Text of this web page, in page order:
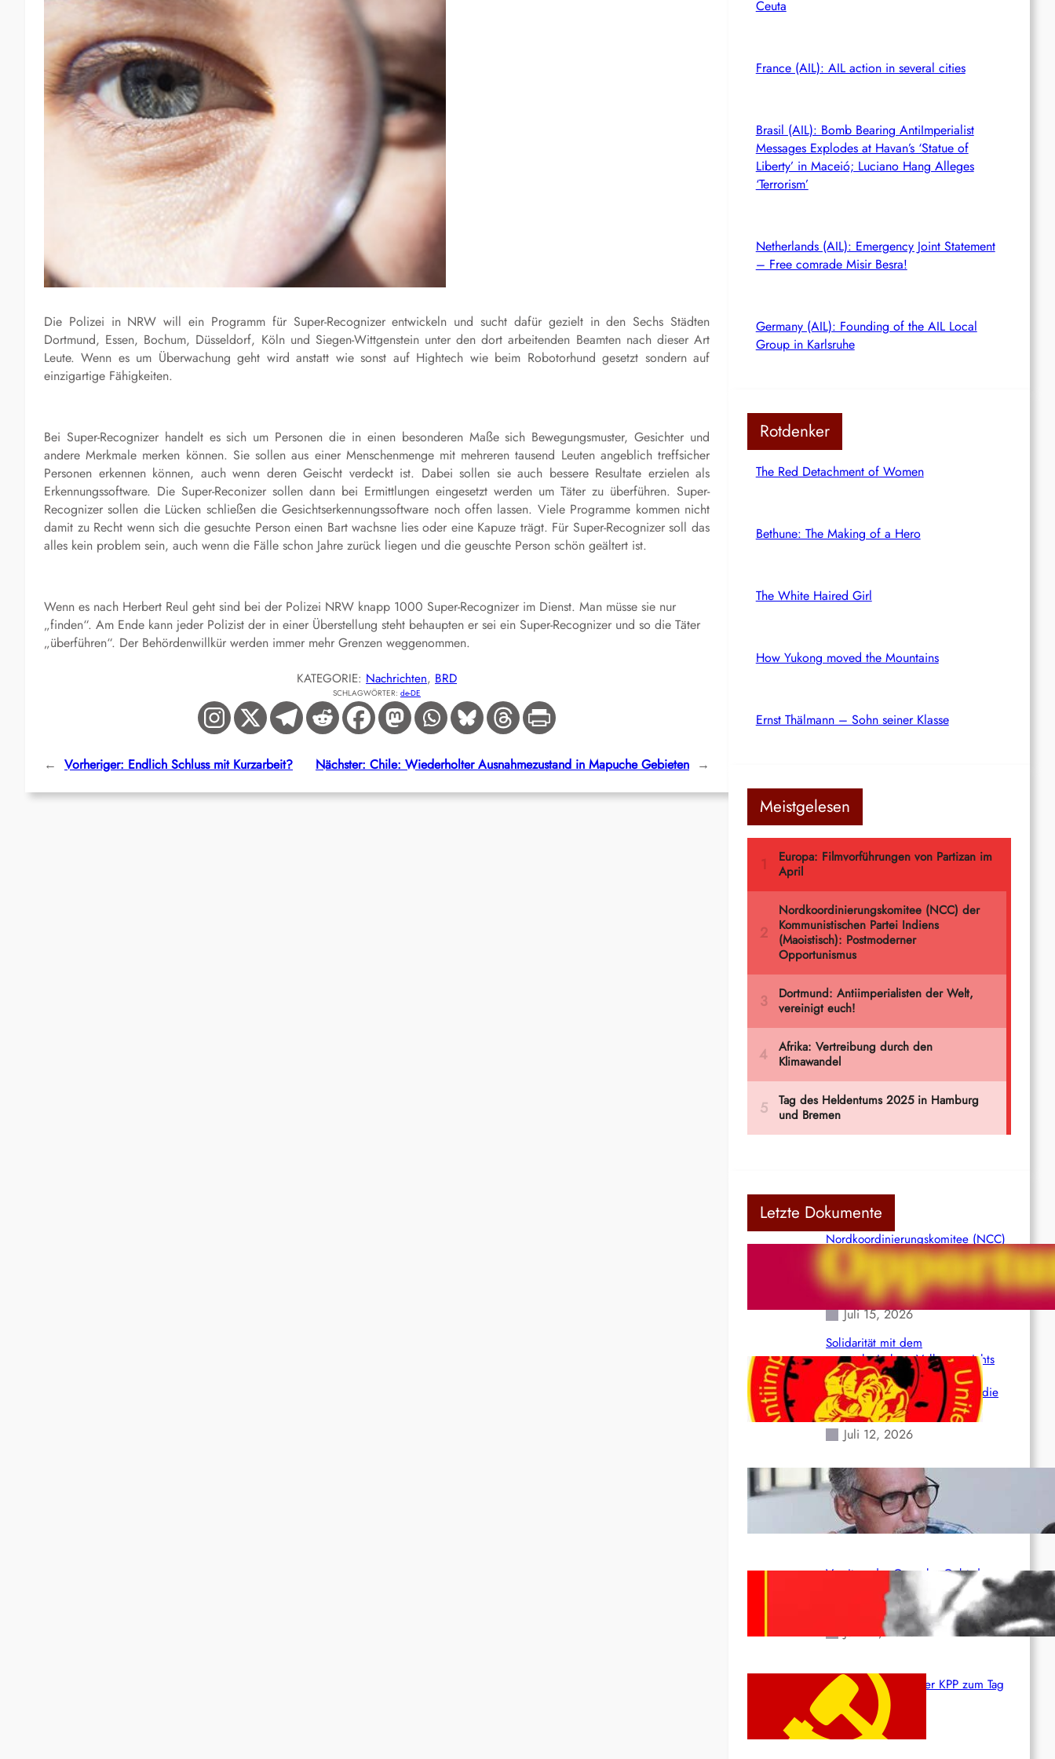
Die Polizei in NRW will ein Programm für Super-Recognizer entwickeln und sucht dafür gezielt in den Sechs Städten
Dortmund, Essen, Bochum, Düsseldorf, Köln und Siegen-Wittgenstein unter den dort arbeitenden Beamten nach dieser Art
Leute. Wenn es um Überwachung geht wird anstatt wie sonst auf Hightech wie beim Robotorhund gesetzt sondern auf
einzigartige Fähigkeiten.
Bei Super-Recognizer handelt es sich um Personen die in einen besonderen Maße sich Bewegungsmuster, Gesichter und
andere Merkmale merken können. Sie sollen aus einer Menschenmenge mit mehreren tausend Leuten angeblich treffsicher
Personen erkennen können, auch wenn deren Geischt verdeckt ist. Dabei sollen sie auch bessere Resultate erzielen als
Erkennungssoftware. Die Super-Reconizer sollen dann bei Ermittlungen eingesetzt werden um Täter zu überführen. Super-
Recognizer sollen die Lücken schließen die Gesichtserkennungssoftware noch offen lassen. Viele Programme kommen nicht
damit zu Recht wenn sich die gesuchte Person einen Bart wachsne lies oder eine Kapuze trägt. Für Super-Recognizer soll das
alles kein problem sein, auch wenn die Fälle schon Jahre zurück liegen und die geuschte Person schön geältert ist.
Wenn es nach Herbert Reul geht sind bei der Polizei NRW knapp 1000 Super-Recognizer im Dienst. Man müsse sie nur
„finden“. Am Ende kann jeder Polizist der in einer Überstellung steht behaupten er sei ein Super-Recognizer und so die Täter
„überführen“. Der Behördenwillkür werden immer mehr Grenzen weggenommen.
KATEGORIE: Nachrichten, BRD
SCHLAGWÖRTER: de-DE
← Vorheriger: Endlich Schluss mit Kurzarbeit? Nächster: Chile: Wiederholter Ausnahmezustand in Mapuche Gebieten →
Ceuta
France (AIL): AIL action in several cities
Brasil (AIL): Bomb Bearing AntiImperialist
Messages Explodes at Havan’s ‘Statue of
Liberty’ in Maceió; Luciano Hang Alleges
‘Terrorism’
Netherlands (AIL): Emergency Joint Statement
– Free comrade Misir Besra!
Germany (AIL): Founding of the AIL Local
Group in Karlsruhe
Rotdenker
The Red Detachment of Women
Bethune: The Making of a Hero
The White Haired Girl
How Yukong moved the Mountains
Ernst Thälmann – Sohn seiner Klasse
Meistgelesen
Letzte Dokumente
Nordkoordinierungskomitee (NCC)
der Kommunistischen Partei Indiens
(Maoistisch): Postmoderner
Opportunismus
Juli 15, 2026
Solidarität mit dem
venezolanischem Volk angesichts
der verlorenen Leben und der
katastrophalen Situation durch die
Erdbeben des 24. Juni!
Juli 12, 2026
Indien: „Die Politik der
Kapitulation“ von K. Murali (Ajith)
Juli 1, 2026
Vorsitzender Gonzalo: Gebt das
Leben für die Partei und die
Juni 19, 2026
Beschluss des ZK der KPP zum Tag
des Heldentums
Juni 19, 2026